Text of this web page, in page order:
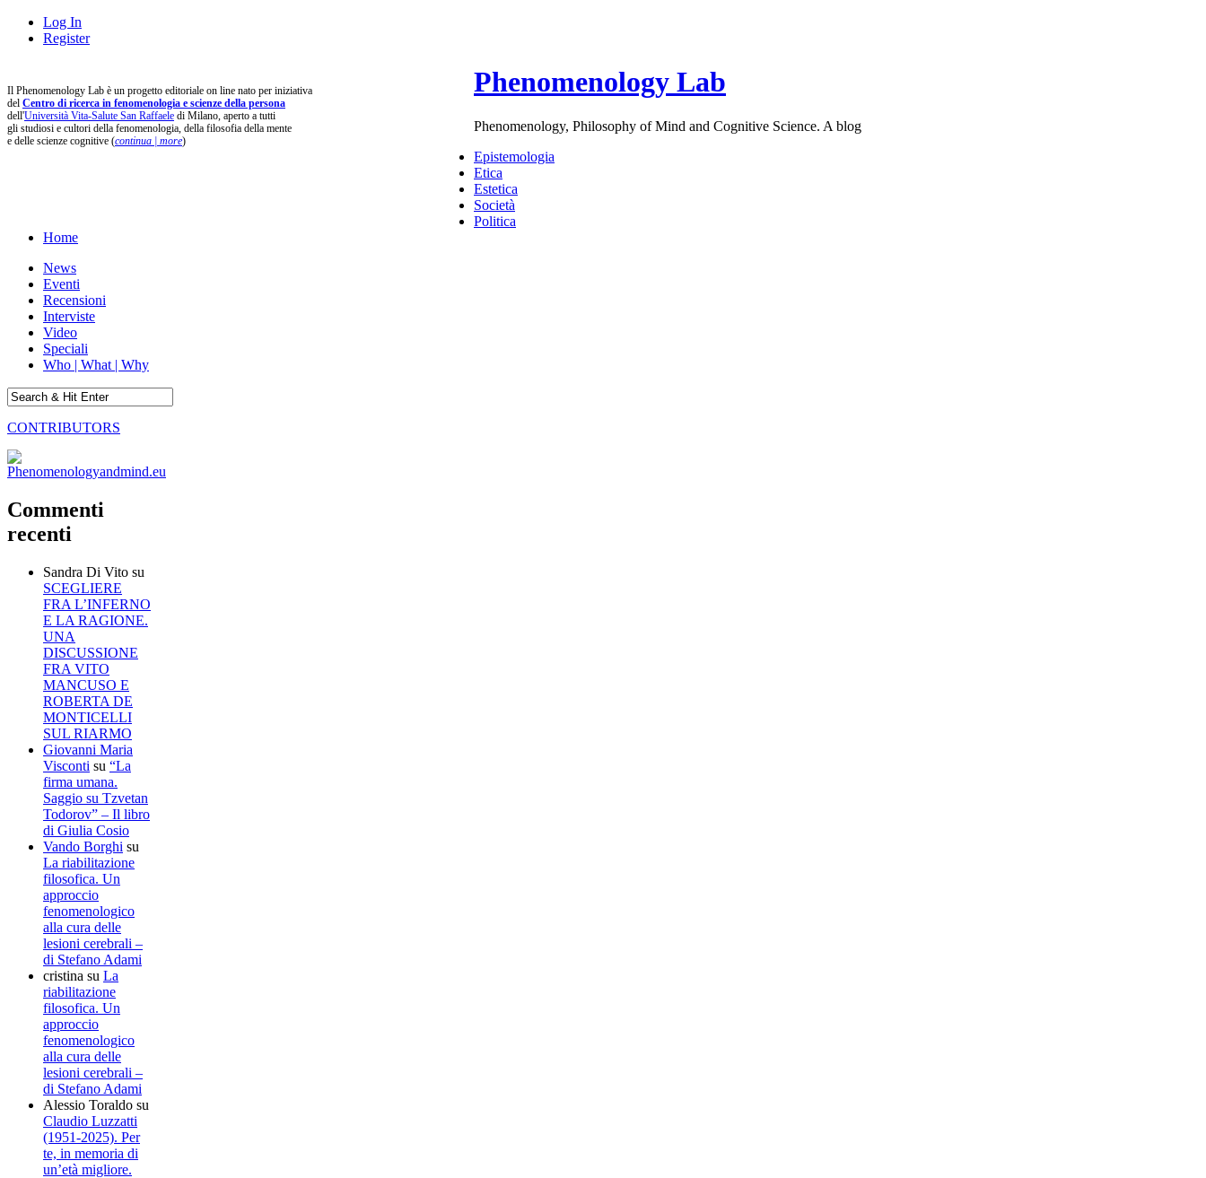
Log In
Register
Il Phenomenology Lab è un progetto editoriale on line nato per iniziativa
del Centro di ricerca in fenomenologia e scienze della persona
dell'Università Vita-Salute San Raffaele di Milano, aperto a tutti
gli studiosi e cultori della fenomenologia, della filosofia della mente
e delle scienze cognitive (continua | more)
Phenomenology Lab
Phenomenology, Philosophy of Mind and Cognitive Science. A blog
Epistemologia
Etica
Estetica
Società
Politica
Home
News
Eventi
Recensioni
Interviste
Video
Speciali
Who | What | Why
CONTRIBUTORS
Commenti
recenti
Sandra Di Vito su
SCEGLIERE
FRA L’INFERNO
E LA RAGIONE.
UNA
DISCUSSIONE
FRA VITO
MANCUSO E
ROBERTA DE
MONTICELLI
SUL RIARMO
Giovanni Maria
Visconti su “La
firma umana.
Saggio su Tzvetan
Todorov” – Il libro
di Giulia Cosio
Vando Borghi su
La riabilitazione
filosofica. Un
approccio
fenomenologico
alla cura delle
lesioni cerebrali –
di Stefano Adami
cristina su La
riabilitazione
filosofica. Un
approccio
fenomenologico
alla cura delle
lesioni cerebrali –
di Stefano Adami
Alessio Toraldo su
Claudio Luzzatti
(1951-2025). Per
te, in memoria di
un’età migliore.